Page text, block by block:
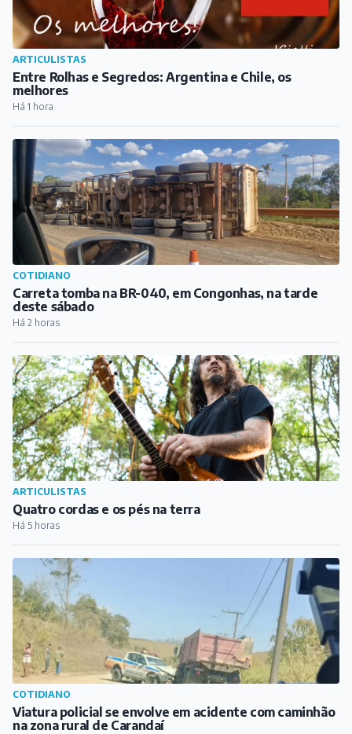
ARTICULISTAS
Entre Rolhas e Segredos: Argentina e Chile, os
melhores
Há 1 hora
COTIDIANO
Carreta tomba na BR-040, em Congonhas, na tarde
deste sábado
Há 2 horas
ARTICULISTAS
Quatro cordas e os pés na terra
Há 5 horas
COTIDIANO
Viatura policial se envolve em acidente com caminhão
na zona rural de Carandaí